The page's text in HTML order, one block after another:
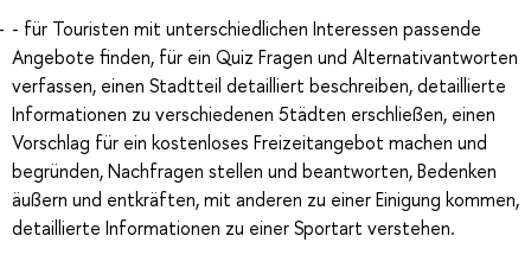
- für Touristen mit unterschiedlichen Interessen passende
Angebote finden, für ein Quiz Fragen und Alternativantworten
verfassen, einen Stadtteil detailliert beschreiben, detaillierte
Informationen zu verschiedenen 5tädten erschließen, einen
Vorschlag für ein kostenloses Freizeitangebot machen und
begründen, Nachfragen stellen und beantworten, Bedenken
äußern und entkräften, mit anderen zu einer Einigung kommen,
detaillierte Informationen zu einer Sportart verstehen.